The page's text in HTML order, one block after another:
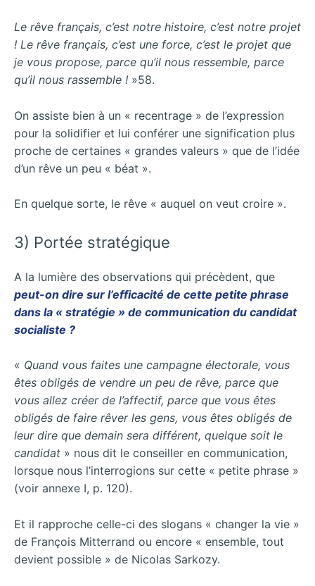
Le rêve français, c’est notre histoire, c’est notre projet
! Le rêve français, c’est une force, c’est le projet que
je vous propose, parce qu’il nous ressemble, parce
qu’il nous rassemble ! »58.
On assiste bien à un « recentrage » de l’expression
pour la solidifier et lui conférer une signification plus
proche de certaines « grandes valeurs » que de l’idée
d’un rêve un peu « béat ».
En quelque sorte, le rêve « auquel on veut croire ».
3) Portée stratégique
A la lumière des observations qui précèdent, que
peut-on dire sur l’efficacité de cette petite phrase
dans la « stratégie » de communication du candidat
socialiste ?
« Quand vous faites une campagne électorale, vous
êtes obligés de vendre un peu de rêve, parce que
vous allez créer de l’affectif, parce que vous êtes
obligés de faire rêver les gens, vous êtes obligés de
leur dire que demain sera différent, quelque soit le
candidat » nous dit le conseiller en communication,
lorsque nous l’interrogions sur cette « petite phrase »
(voir annexe I, p. 120).
Et il rapproche celle-ci des slogans « changer la vie »
de François Mitterrand ou encore « ensemble, tout
devient possible » de Nicolas Sarkozy.